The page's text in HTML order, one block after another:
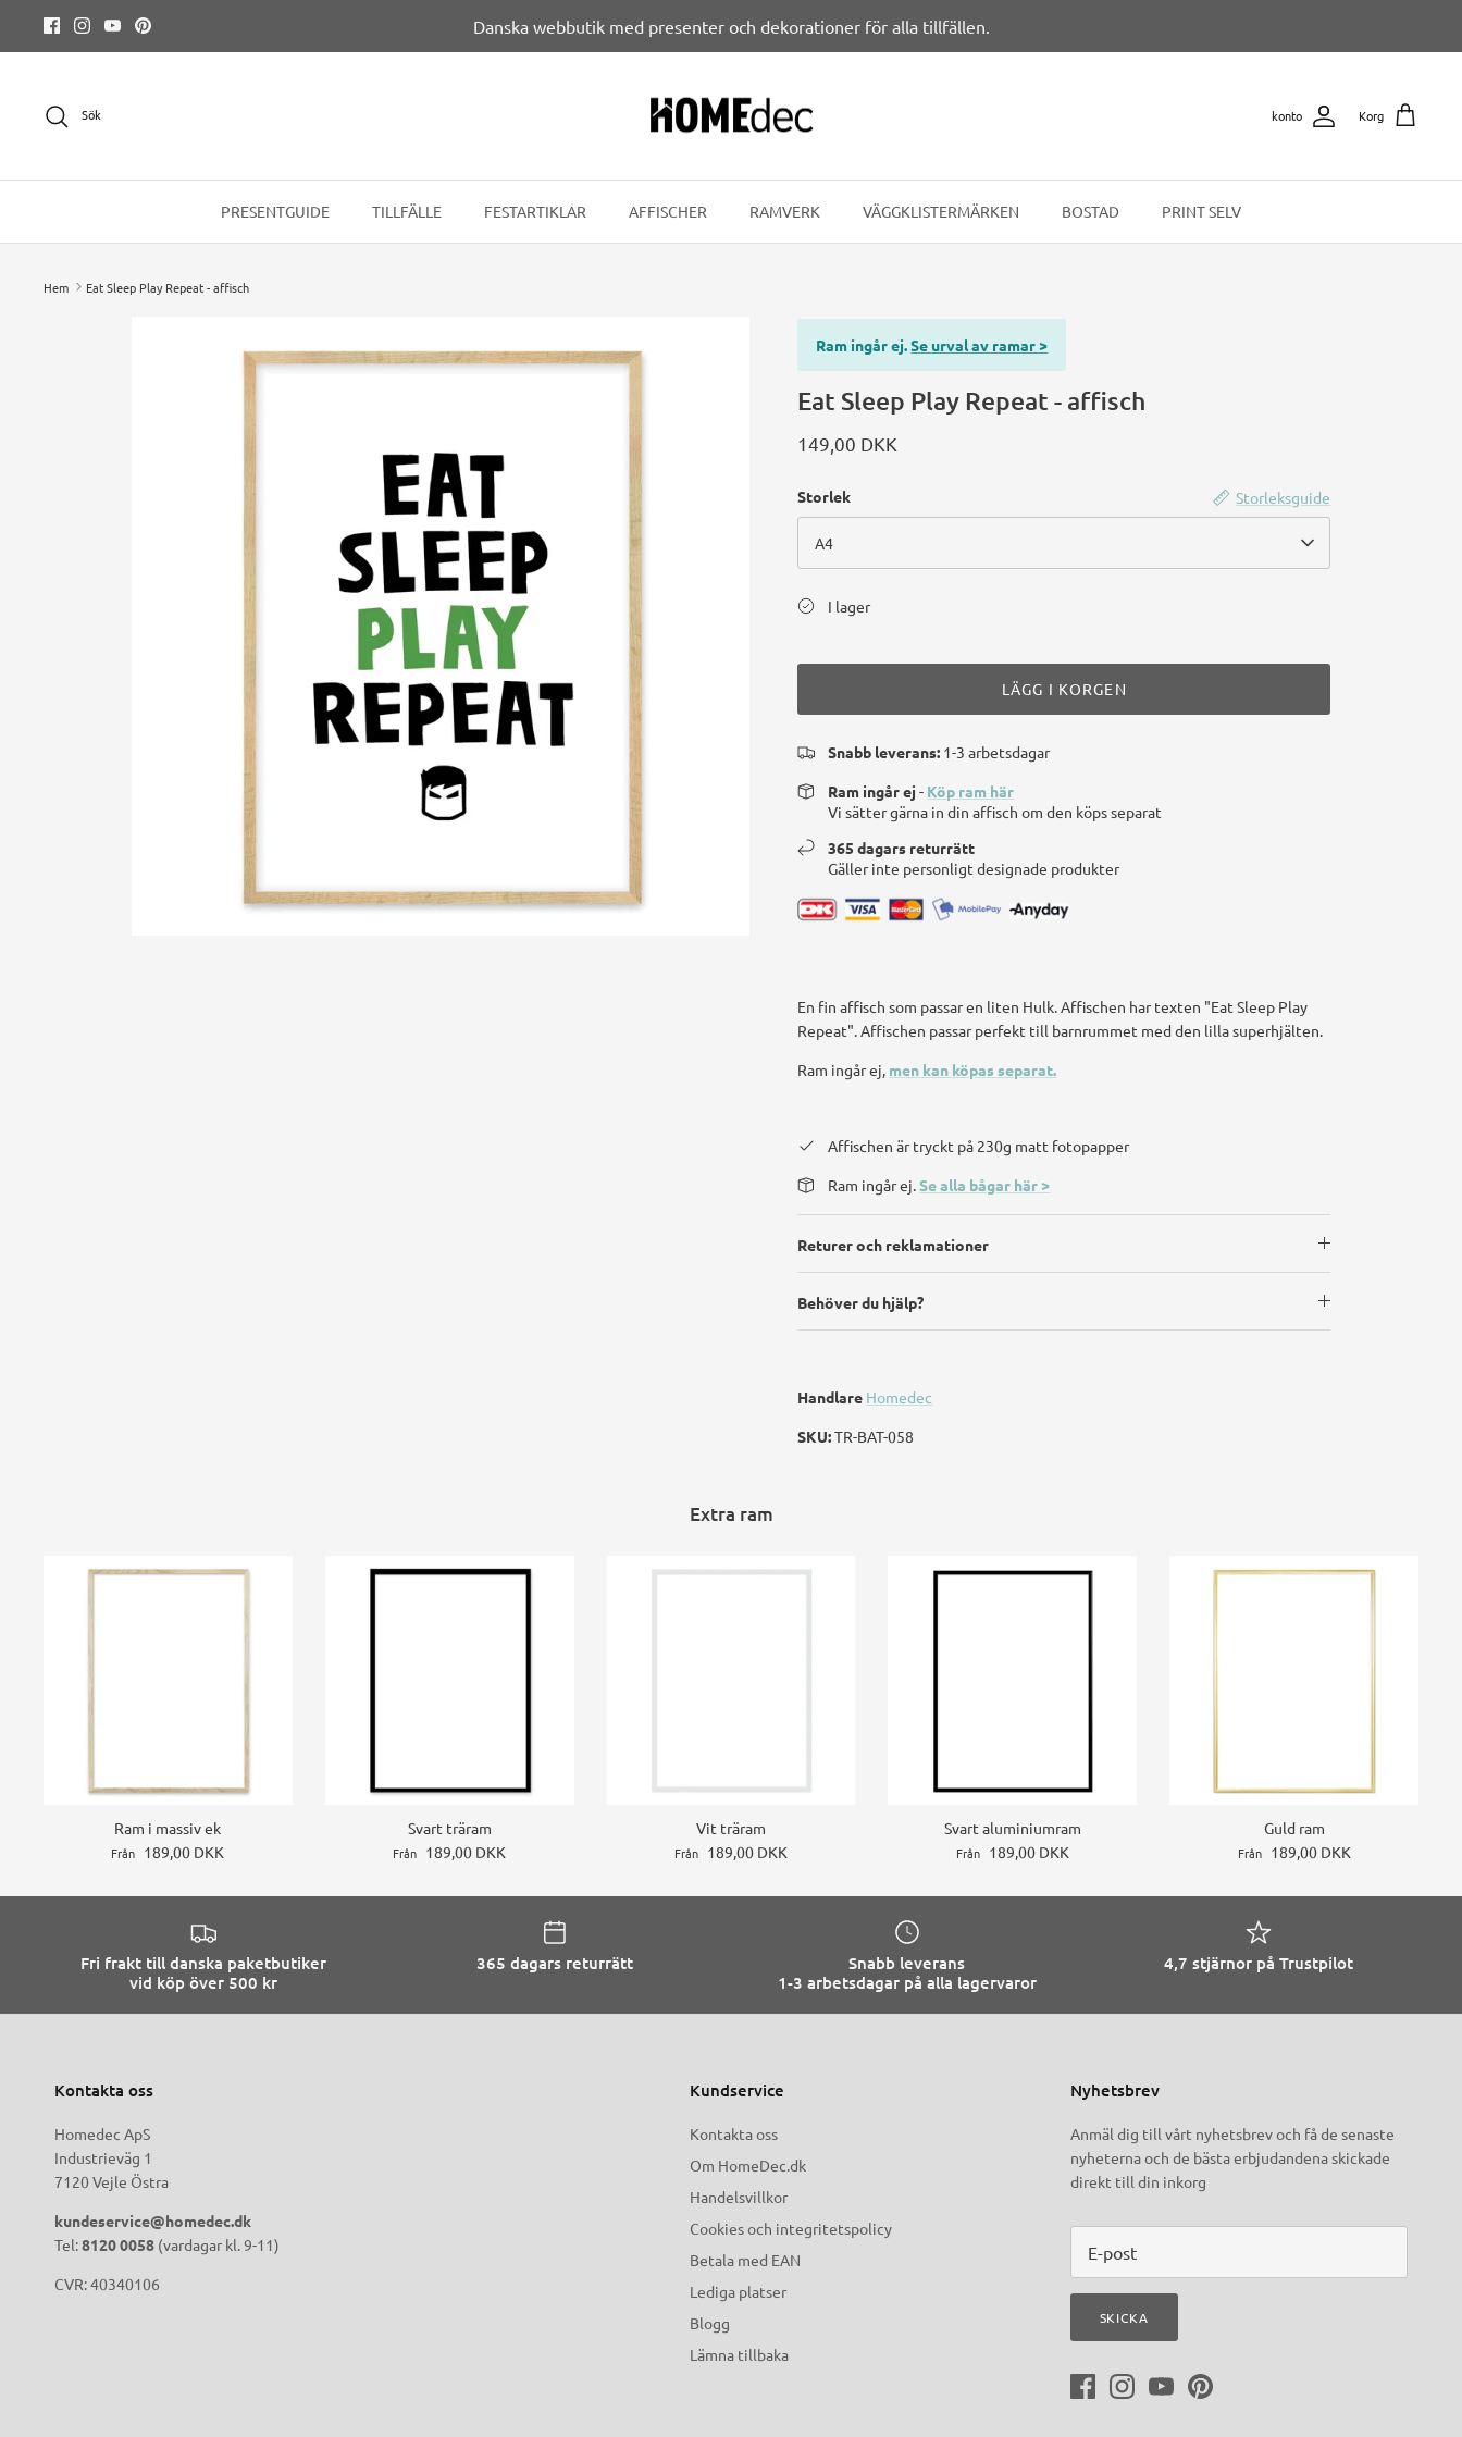
innehållet
Danska webbutik med presenter och dekorationer för alla tillfällen.
Sök konto Korg
PRESENTGUIDE TILLFÄLLE FESTARTIKLAR AFFISCHER RAMVERK VÄGGKLISTERMÄRKEN BOSTAD PRINT SELV
Hem Eat Sleep Play Repeat - affisch
Ram ingår ej.Se urval av ramar >
Eat Sleep Play Repeat - affisch
149,00 DKK
Storleksguide
Storlek
A4
I lager
LÄGG I KORGEN
Snabb leverans: 1-3 arbetsdagar
Ram ingår ej - Köp ram här
Vi sätter gärna in din affisch om den köps separat
365 dagars returrätt
Gäller inte personligt designade produkter
En fin affisch som passar en liten Hulk. Affischen har texten "Eat Sleep Play
Repeat". Affischen passar perfekt till barnrummet med den lilla superhjälten.
Ram ingår ej, men kan köpas separat.
Affischen är tryckt på 230g matt fotopapper
Ram ingår ej.Se alla bågar här >
Returer och reklamationer
Behöver du hjälp?
Handlare Homedec
SKU:TR-BAT-058
Extra ram
Ram i massiv ek
Från 189,00 DKK
Svart träram
Från 189,00 DKK
Vit träram
Från 189,00 DKK
Svart aluminiumram
Från 189,00 DKK
Guld ram
Från 189,00 DKK
Fri frakt till danska paketbutiker
vid köp över 500 kr
365 dagars returrätt
Snabb leverans
1-3 arbetsdagar på alla lagervaror
4,7 stjärnor på Trustpilot
Kontakta oss
Homedec ApS
Industrieväg 1
7120 Vejle Östra
kundeservice@homedec.dk
Tel:8120 0058 (vardagar kl. 9-11)
CVR: 40340106
Kundservice
Kontakta oss
Om HomeDec.dk
Handelsvillkor
Cookies och integritetspolicy
Betala med EAN
Lediga platser
Blogg
Lämna tillbaka
Nyhetsbrev
Anmäl dig till vårt nyhetsbrev och få de senaste
nyheterna och de bästa erbjudandena skickade
direkt till din inkorg
SKICKA